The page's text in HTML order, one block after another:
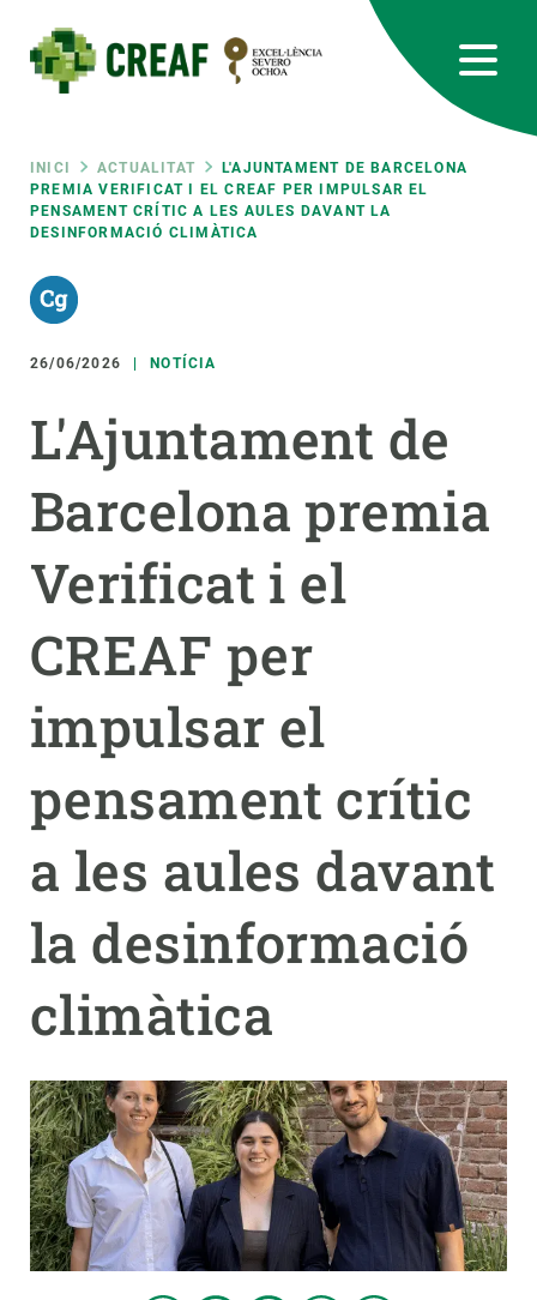
contingut
Fil
d'ariadna
INICI ACTUALITAT
L'AJUNTAMENT DE BARCELONA
PREMIA VERIFICAT I EL CREAF PER IMPULSAR EL
PENSAMENT CRÍTIC A LES AULES DAVANT LA
DESINFORMACIÓ CLIMÀTICA
26/06/2026 NOTÍCIA
L'Ajuntament de
Barcelona premia
Verificat i el
CREAF per
impulsar el
pensament crític
a les aules davant
la desinformació
climàtica
RRSS
Featured
responsive
INTRANET
Responsive
menu
SOBRE NOSALTRES
RECERCA
UNEIX-TE A NOSALTRES
PARTICIPA
NOTÍCIES I AGENDA